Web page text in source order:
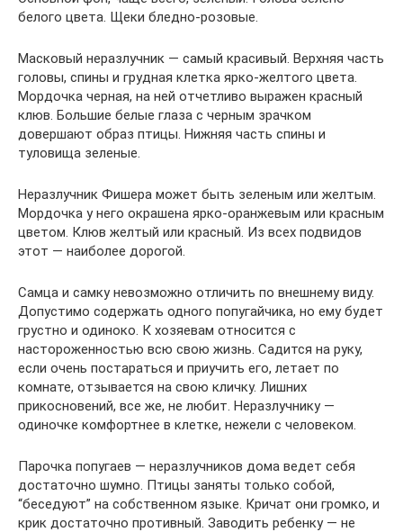
белого цвета. Щеки бледно-розовые.
Масковый неразлучник — самый красивый. Верхняя часть
головы, спины и грудная клетка ярко-желтого цвета.
Мордочка черная, на ней отчетливо выражен красный
клюв. Большие белые глаза с черным зрачком
довершают образ птицы. Нижняя часть спины и
туловища зеленые.
Неразлучник Фишера может быть зеленым или желтым.
Мордочка у него окрашена ярко-оранжевым или красным
цветом. Клюв желтый или красный. Из всех подвидов
этот — наиболее дорогой.
Самца и самку невозможно отличить по внешнему виду.
Допустимо содержать одного попугайчика, но ему будет
грустно и одиноко. К хозяевам относится с
настороженностью всю свою жизнь. Садится на руку,
если очень постараться и приучить его, летает по
комнате, отзывается на свою кличку. Лишних
прикосновений, все же, не любит. Неразлучнику —
одиночке комфортнее в клетке, нежели с человеком.
Парочка попугаев — неразлучников дома ведет себя
достаточно шумно. Птицы заняты только собой,
“беседуют” на собственном языке. Кричат они громко, и
крик достаточно противный. Заводить ребенку — не